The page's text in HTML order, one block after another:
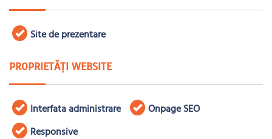
Site de prezentare
PROPRIETĂȚI WEBSITE
Interfata administrare
Onpage SEO
Responsive